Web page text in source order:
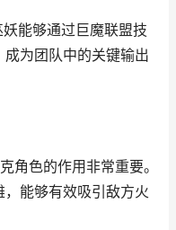
能够通过巨魔联盟技
为团队中的关键输出
角色的作用非常重要。
能够有效吸引敌方火